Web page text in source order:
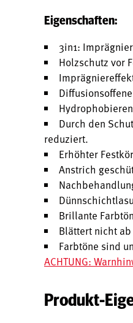
Eigenschaften:
3in1:
Holzschutz vor
Durch den
reduziert.
Erhöhter
Anstrich
Brillante
Blättert nicht ab
Farbtöne sind
ACHTUNG:
Produkt-